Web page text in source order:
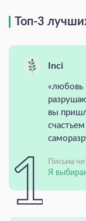
Топ-3
Inci
«любовь
вы
Письма
Я